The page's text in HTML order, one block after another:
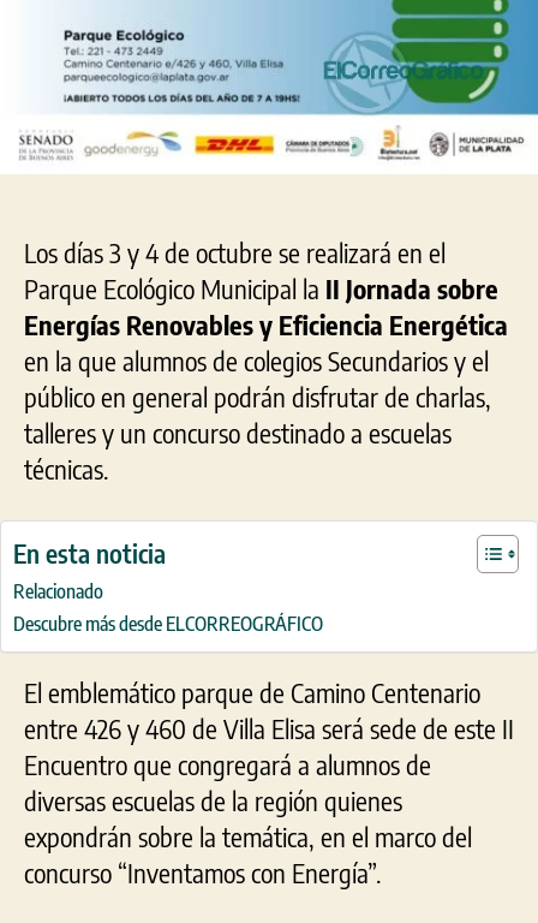
Los días 3 y 4 de octubre se realizará en el
Parque Ecológico Municipal la II Jornada sobre
Energías Renovables y Eficiencia Energética
en la que alumnos de colegios Secundarios y el
público en general podrán disfrutar de charlas,
talleres y un concurso destinado a escuelas
técnicas.
En esta noticia
Relacionado
Descubre más desde ELCORREOGRÁFICO
El emblemático parque de Camino Centenario
entre 426 y 460 de Villa Elisa será sede de este II
Encuentro que congregará a alumnos de
diversas escuelas de la región quienes
expondrán sobre la temática, en el marco del
concurso “Inventamos con Energía”.